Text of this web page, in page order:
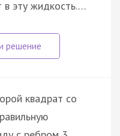
в эту жидкость.…
квадрат со